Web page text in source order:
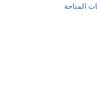
المتاحة